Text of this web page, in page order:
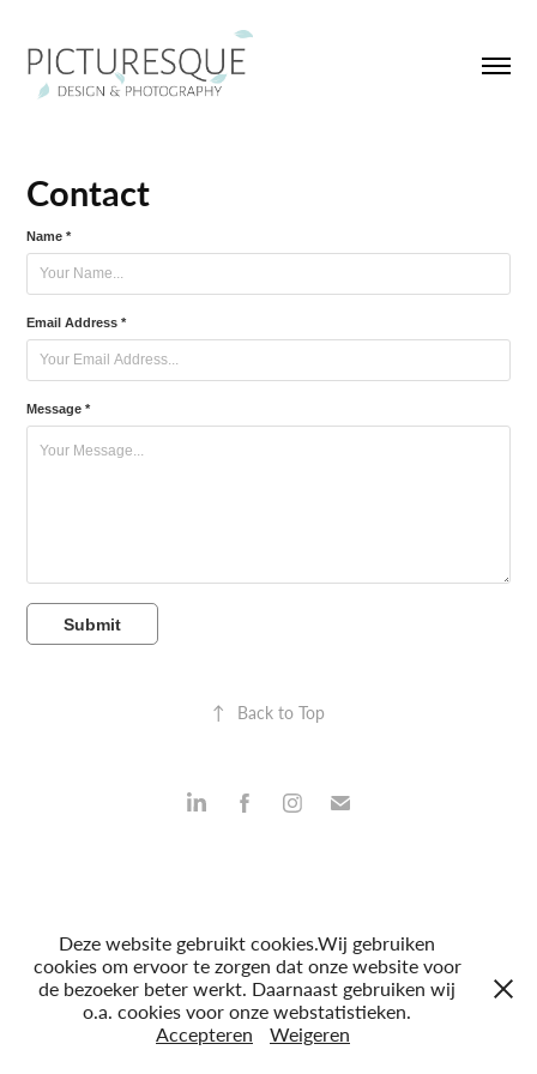
Contact
Name *
Email Address *
Message *
Submit
↑ Back to Top
Deze website gebruikt cookies.Wij gebruiken
cookies om ervoor te zorgen dat onze website voor
de bezoeker beter werkt. Daarnaast gebruiken wij
o.a. cookies voor onze webstatistieken.
Accepteren
Weigeren